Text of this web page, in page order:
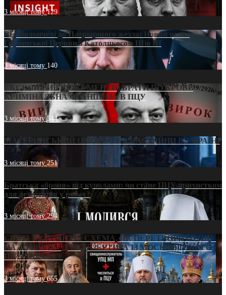
3 місяці тому129
Від віолончелі до Патріаршого жезла: Новий шлях
Грузинської Церкви з Католикосом Шіо III
3 місяці тому 140
ЕКСКЛЮЗИВ (ДОКУМЕНТИ)/БРАТИ ПО КРОВІ:
КРИМІНАЛЬНА ФРАНШИЗА В ПЦУ
3 місяці тому544
МАТЕРИНСЬКИЙ ОМОРФОР В ЧАС ВІЙНИ В УКРАЇНІ
3 місяці тому251
Братська «броня» під куполами: чи стане ПЦУ прихистком
для дезертирів у рясах?
3 місяці тому294
СВЯТІ УХИЛЯНТИ: СХЕМА, ЯК ПЕРЕТВОРИТИ ПЦУ
НА «ОФШОР» ДЛЯ ДЕЗЕРТИРА ІЗ МОСКОВСЬКОГО
ПАТРІАРХАТУ
3 місяці тому655